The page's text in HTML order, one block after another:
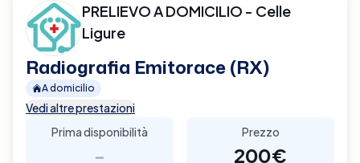
PRELIEVO A DOMICILIO - Celle
Ligure
Radiografia Emitorace (RX)
A domicilio
Vedi altre prestazioni
Prima disponibilità
-
Prezzo
200€